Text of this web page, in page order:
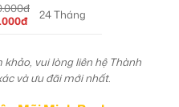
24 Tháng
vui lòng liên hệ Thành
và ưu đãi mới nhất.